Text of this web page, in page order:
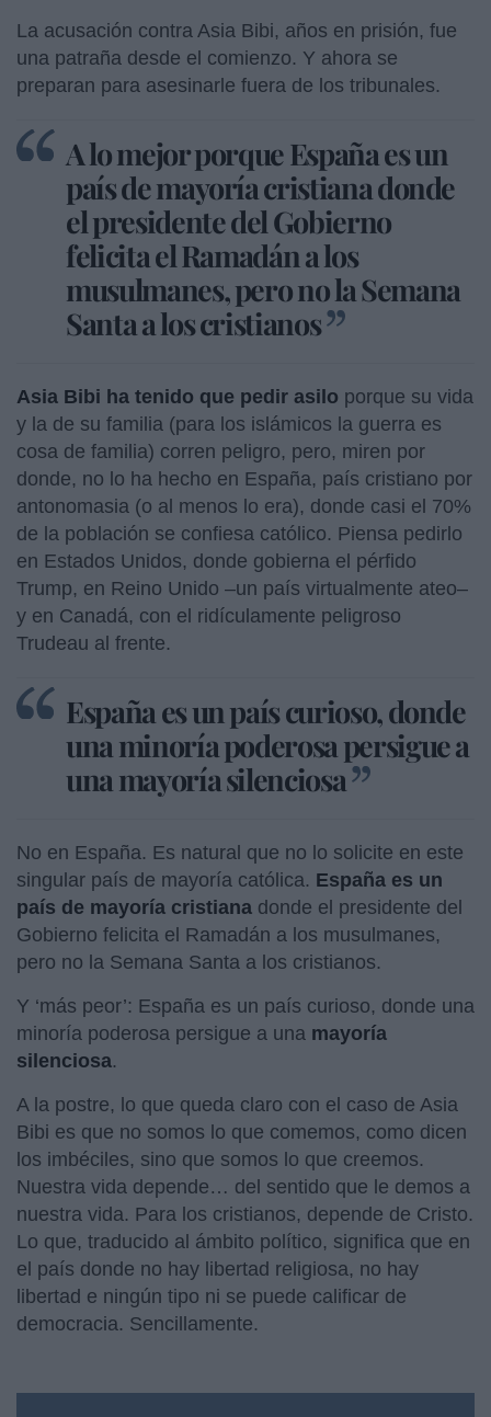
La acusación contra Asia Bibi, años en prisión, fue
una patraña desde el comienzo. Y ahora se
preparan para asesinarle fuera de los tribunales.
A lo mejor porque España es un
país de mayoría cristiana donde
el presidente del Gobierno
felicita el Ramadán a los
musulmanes, pero no la Semana
Santa a los cristianos
Asia Bibi ha tenido que pedir asilo porque su vida
y la de su familia (para los islámicos la guerra es
cosa de familia) corren peligro, pero, miren por
donde, no lo ha hecho en España, país cristiano por
antonomasia (o al menos lo era), donde casi el 70%
de la población se confiesa católico. Piensa pedirlo
en Estados Unidos, donde gobierna el pérfido
Trump, en Reino Unido –un país virtualmente ateo–
y en Canadá, con el ridículamente peligroso
Trudeau al frente.
España es un país curioso, donde
una minoría poderosa persigue a
una mayoría silenciosa
No en España. Es natural que no lo solicite en este
singular país de mayoría católica. España es un
país de mayoría cristiana donde el presidente del
Gobierno felicita el Ramadán a los musulmanes,
pero no la Semana Santa a los cristianos.
Y ‘más peor’: España es un país curioso, donde una
minoría poderosa persigue a una mayoría
silenciosa.
A la postre, lo que queda claro con el caso de Asia
Bibi es que no somos lo que comemos, como dicen
los imbéciles, sino que somos lo que creemos.
Nuestra vida depende… del sentido que le demos a
nuestra vida. Para los cristianos, depende de Cristo.
Lo que, traducido al ámbito político, significa que en
el país donde no hay libertad religiosa, no hay
libertad e ningún tipo ni se puede calificar de
democracia. Sencillamente.